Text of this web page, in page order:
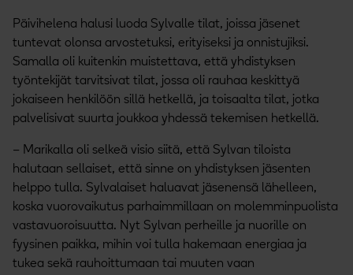
Päivihelena halusi luoda Sylvalle tilat, joissa jäsenet
tuntevat olonsa arvostetuksi, erityiseksi ja onnistujiksi.
Samalla oli kuitenkin muistettava, että yhdistyksen
työntekijät tarvitsivat tilat, jossa oli rauhaa keskittyä
jokaiseen henkilöön sillä hetkellä, ja toisaalta tilat, jotka
palvelisivat suurta joukkoa yhdessä tekemisen hetkellä.
– Marikalla oli selkeä visio siitä, että Sylvan tiloista
halutaan sellaiset, että sinne on yhdistyksen jäsenten
helppo tulla. Sylvalaiset haluavat jäsenensä lähelleen,
koska vuorovaikutus parhaimmillaan on molemminpuolista
vastavuoroisuutta. Nyt Sylvan perheille ja nuorille on
fyysinen paikka, mihin voi tulla hakemaan energiaa ja
tukea sekä rauhoittumaan tai muuten vaan